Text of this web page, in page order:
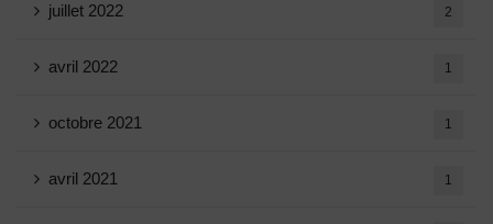
juillet 2022 2
avril 2022 1
octobre 2021 1
avril 2021 1